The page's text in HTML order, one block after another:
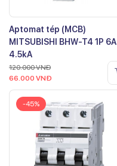
Aptomat tép (MCB)
MITSUBISHI BHW-T4 1P 6A
4.5kA
120.000VNĐ
66.000 VNĐ
-45%